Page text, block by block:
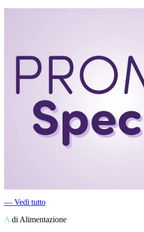
― Vedi tutto
A di Alimentazione